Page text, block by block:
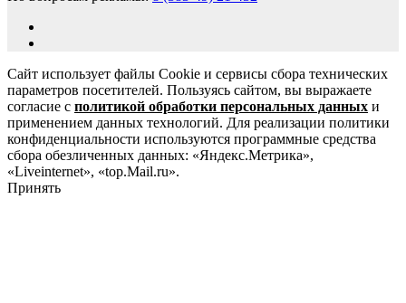
Сайт использует файлы Cookie и сервисы сбора технических
параметров посетителей. Пользуясь сайтом, вы выражаете
согласие с политикой обработки персональных данных и
применением данных технологий. Для реализации политики
конфиденциальности используются программные средства
сбора обезличенных данных: «Яндекс.Метрика»,
«Liveinternet», «top.Mail.ru».
Принять